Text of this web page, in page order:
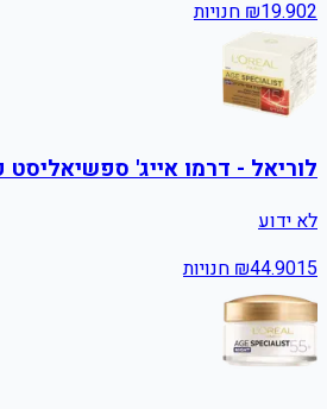
₪19.902 חנויות
לוריאל - דרמו אייג' ספשיאליסט
לא ידוע
₪44.9015 חנויות